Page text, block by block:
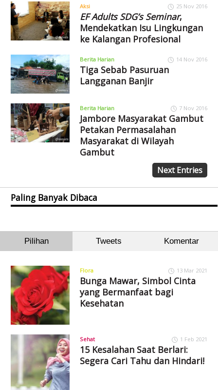
Aksi 25 Nov 2016
EF Adults SDG’s Seminar,
Mendekatkan Isu Lingkungan
ke Kalangan Profesional
Berita Harian 14 Nov 2016
Tiga Sebab Pasuruan
Langganan Banjir
Berita Harian 7 Nov 2016
Jambore Masyarakat Gambut
Petakan Permasalahan
Masyarakat di Wilayah
Gambut
Next Entries
Paling Banyak Dibaca
Pilihan Tweets Komentar
Flora 13 Mar 2021
Bunga Mawar, Simbol Cinta
yang Bermanfaat bagi
Kesehatan
Sehat 1 Feb 2021
15 Kesalahan Saat Berlari:
Segera Cari Tahu dan Hindari!